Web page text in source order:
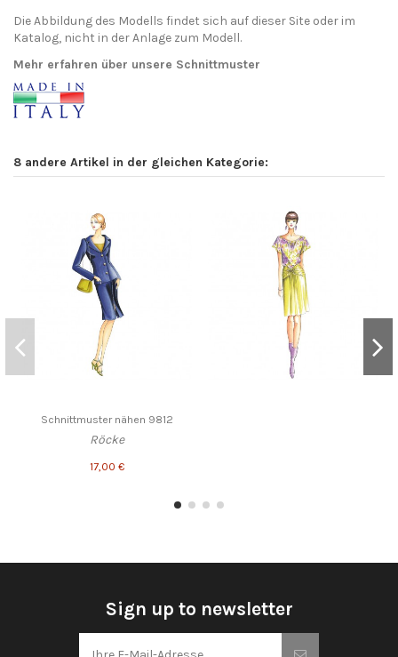
Die Abbildung des Modells findet sich auf dieser Site oder im
Katalog, nicht in der Anlage zum Modell.
Mehr erfahren über unsere Schnittmuster
8 andere Artikel in der gleichen Kategorie:
Schnittmuster nähen 9812
Röcke
17,00 €
Sign up to newsletter